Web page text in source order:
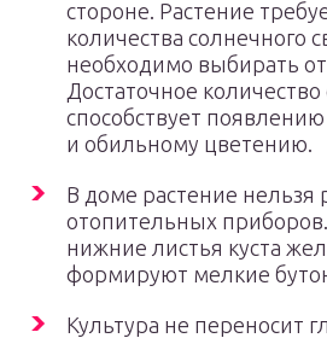
стороне. Растение
количества солнечного
необходимо выбирать
Достаточное количество
способствует
и обильному цветению.
В доме растение нельзя
отопительных приборов.
нижние листья куста
формируют мелкие
Культура не переносит